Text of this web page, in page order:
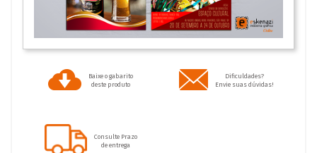
Baixe o gabarito
deste produto
Dificuldades?
Envie suas dúvidas!
Consulte Prazo
de entrega